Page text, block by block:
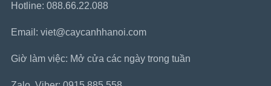
Hotline: 088.66.22.088
Email: viet@caycanhhanoi.com
Giờ làm việc: Mở cửa các ngày trong tuần